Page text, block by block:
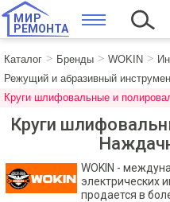
МИР
РЕМОНТА
Каталог Бренды WOKIN
Режущий и абразивный
Круги шлифовальные и
Круги
WOKIN -
электрических
продается в